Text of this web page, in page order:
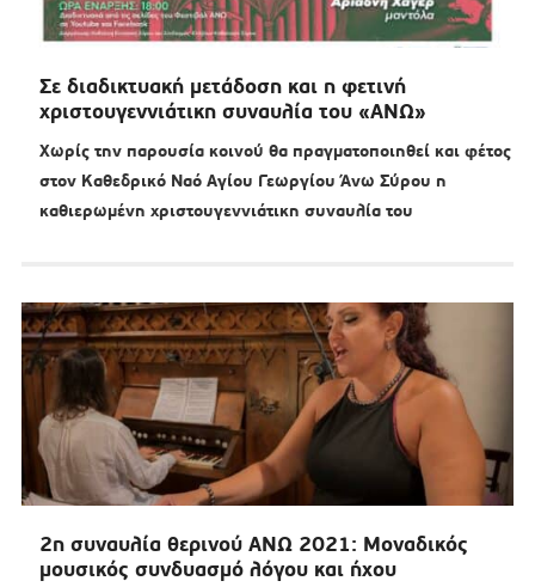
Σε διαδικτυακή μετάδοση και η φετινή
χριστουγεννιάτικη συναυλία του «ΑΝΩ»
Χωρίς την παρουσία κοινού θα πραγματοποιηθεί και φέτος
στον Καθεδρικό Ναό Αγίου Γεωργίου Άνω Σύρου η
καθιερωμένη χριστουγεννιάτικη συναυλία του
2η συναυλία θερινού ΑΝΩ 2021: Μοναδικός
μουσικός συνδυασμό λόγου και ήχου